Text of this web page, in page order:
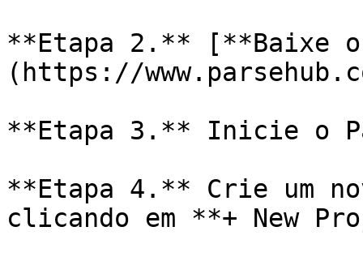
**Etapa 2.** [**Baixe o
(https://
**Etapa 3.** Inicie o
**Etapa 4.** Crie um
clicando em **+ New